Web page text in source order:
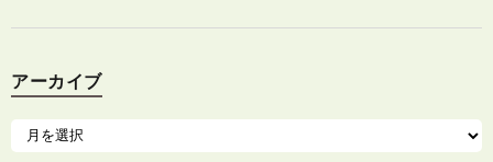
アーカイブ